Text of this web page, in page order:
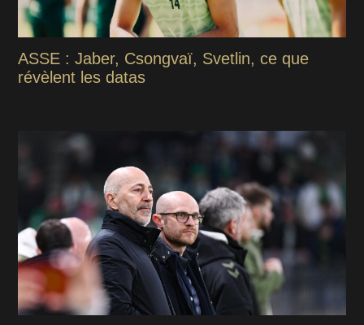
ASSE : Jaber, Csongvaï, Svetlin, ce que
révèlent les datas